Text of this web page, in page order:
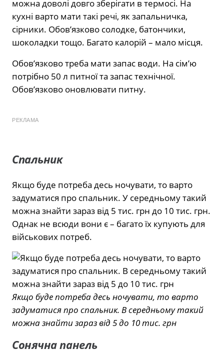
можна доволі довго зберігати в термосі. На
кухні варто мати такі речі, як запальничка,
сірники. Обов’язково солодке, батончики,
шоколадки тощо. Багато калорій – мало місця.
Обов’язково треба мати запас води. На сім’ю
потрібно 50 л питної та запас технічної.
Обов’язково оновлювати питну.
РЕКЛАМА
Спальник
Якщо буде потреба десь ночувати, то варто
задуматися про спальник. У середньому такий
можна знайти зараз від 5 тис. грн до 10 тис. грн.
Однак не всюди вони є – багато їх купують для
військових потреб.
Якщо буде потреба десь ночувати, то варто
задуматися про спальник. В середньому такий
можна знайти зараз від 5 до 10 тис. грн
Сонячна панель